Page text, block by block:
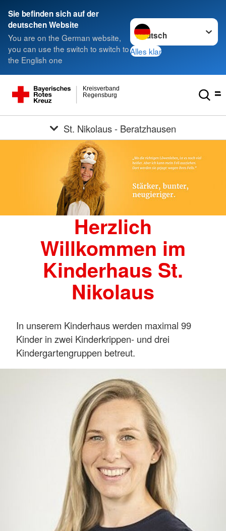
Sie befinden sich auf der
deutschen Website
You are on the German website,
you can use the switch to switch to
the English one
Sprache wechseln zu
Alles klar
Regensburg
Kreisverband
St. Nikolaus - Beratzhausen
Herzlich
Willkommen im
Kinderhaus St.
Nikolaus
In unserem Kinderhaus werden maximal 99
Kinder in zwei Kinderkrippen- und drei
Kindergartengruppen betreut.